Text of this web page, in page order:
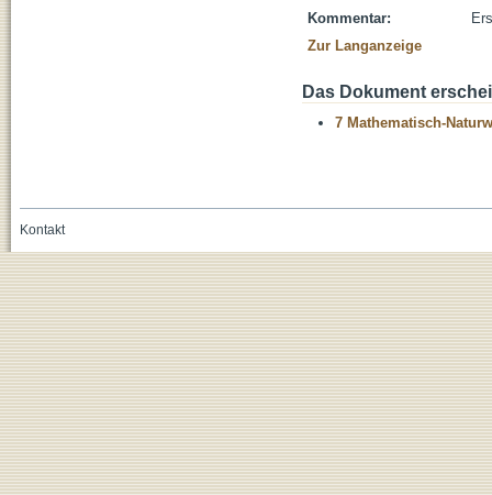
Kommentar:
Zur Langanzeige
Das Dokument
7 Mathematisch-
Kontakt